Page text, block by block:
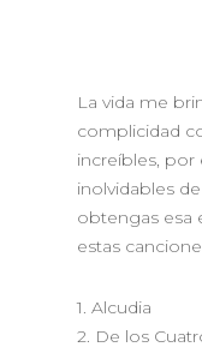
La vida me
complicidad
increíbles,
inolvidables
obtengas esa
estas
1. Alcudia
2. De los